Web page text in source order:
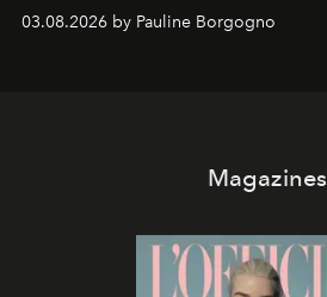
03.08.2026 by Pauline Borgogno
Magazines